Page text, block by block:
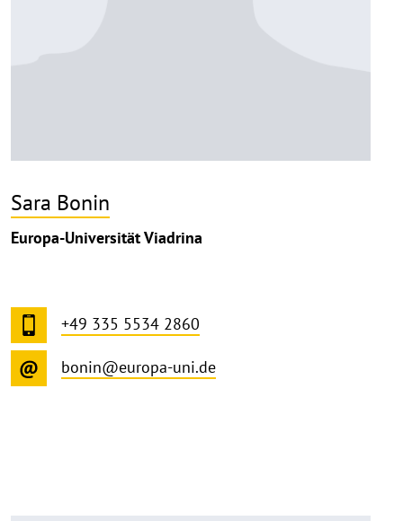
Sara Bonin
Europa-Universität Viadrina
+49 335 5534 2860
bonin@europa-uni.de